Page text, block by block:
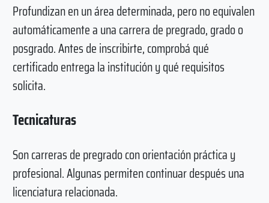
Profundizan en un área determinada, pero no equivalen
automáticamente a una carrera de pregrado, grado o
posgrado. Antes de inscribirte, comprobá qué
certificado entrega la institución y qué requisitos
solicita.
Tecnicaturas
Son carreras de pregrado con orientación práctica y
profesional. Algunas permiten continuar después una
licenciatura relacionada.